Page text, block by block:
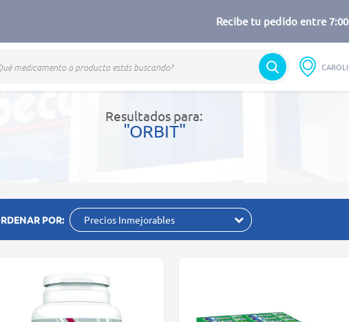
Recibe tu pedido entre
Resultados para:
"ORBIT"
POR: Precios Inmejorables